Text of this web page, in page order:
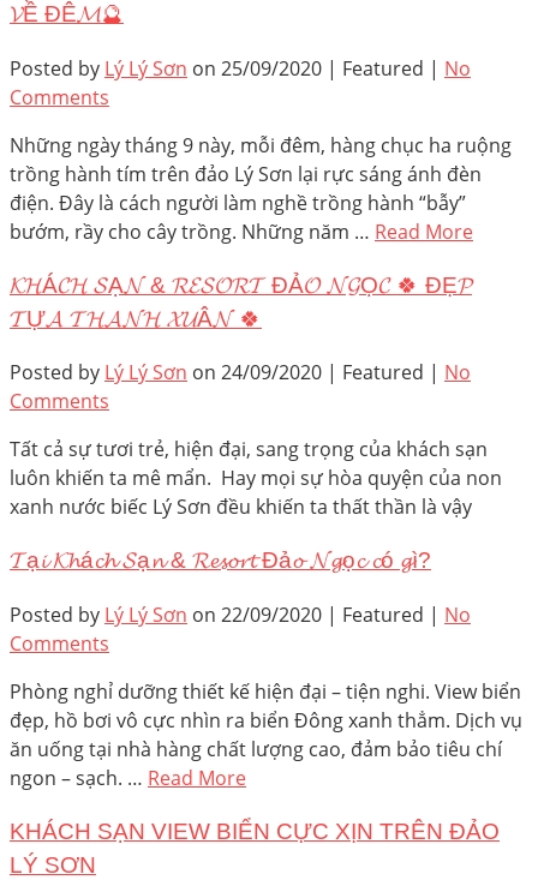
𝓥Ề ĐÊ𝓜🔮
Posted by Lý Lý Sơn on 25/09/2020 | Featured | No
Comments
Những ngày tháng 9 này, mỗi đêm, hàng chục ha ruộng
trồng hành tím trên đảo Lý Sơn lại rực sáng ánh đèn
điện. Đây là cách người làm nghề trồng hành “bẫy”
bướm, rầy cho cây trồng. Những năm … Read More
𝓚𝓗Á𝓒𝓗 𝓢Ạ𝓝 & 𝓡𝓔𝓢𝓞𝓡𝓣 ĐẢ𝓞 𝓝𝓖Ọ𝓒 🍀 ĐẸ𝓟
𝓣Ự𝓐 𝓣𝓗𝓐𝓝𝓗 𝓧𝓤Â𝓝 🍀
Posted by Lý Lý Sơn on 24/09/2020 | Featured | No
Comments
Tất cả sự tươi trẻ, hiện đại, sang trọng của khách sạn
luôn khiến ta mê mẩn. Hay mọi sự hòa quyện của non
xanh nước biếc Lý Sơn đều khiến ta thất thần là vậy
𝓣ạ𝓲 𝓚𝓱á𝓬𝓱 𝓢ạ𝓷 & 𝓡𝓮𝓼𝓸𝓻𝓽 Đả𝓸 𝓝𝓰ọ𝓬 𝓬ó 𝓰ì?
Posted by Lý Lý Sơn on 22/09/2020 | Featured | No
Comments
Phòng nghỉ dưỡng thiết kế hiện đại – tiện nghi. View biển
đẹp, hồ bơi vô cực nhìn ra biển Đông xanh thẳm. Dịch vụ
ăn uống tại nhà hàng chất lượng cao, đảm bảo tiêu chí
ngon – sạch. … Read More
KHÁCH SẠN VIEW BIỂN CỰC XỊN TRÊN ĐẢO
LÝ SƠN